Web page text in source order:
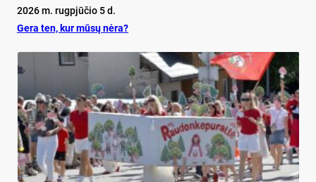
2026 m. rugpjūčio 5 d.
Ge­ra ten, kur mū­sų nė­ra?